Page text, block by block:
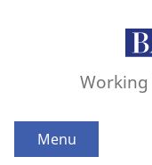
Working
Menu